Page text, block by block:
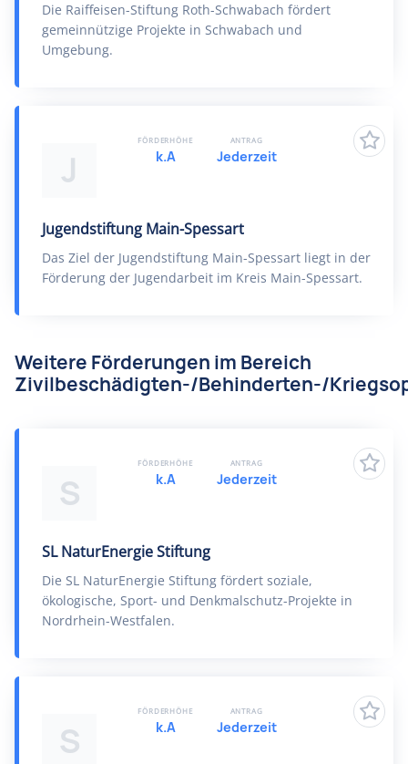
Die Raiffeisen-Stiftung Roth-Schwabach fördert
gemeinnützige Projekte in Schwabach und
Umgebung.
J
Jugendstiftung Main-Spessart
Das Ziel der Jugendstiftung Main-Spessart liegt in der
Förderung der Jugendarbeit im Kreis Main-Spessart.
FÖRDERHÖHE
k.A
ANTRAG
Jederzeit
Weitere Förderungen im Bereich
Zivilbeschädigten-/Behinderten-/
S
SL NaturEnergie Stiftung
Die SL NaturEnergie Stiftung fördert soziale,
ökologische, Sport- und Denkmalschutz-Projekte in
Nordrhein-Westfalen.
FÖRDERHÖHE
k.A
ANTRAG
Jederzeit
S
FÖRDERHÖHE
k.A
ANTRAG
Jederzeit